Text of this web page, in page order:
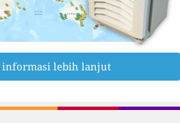
lebih lanjut